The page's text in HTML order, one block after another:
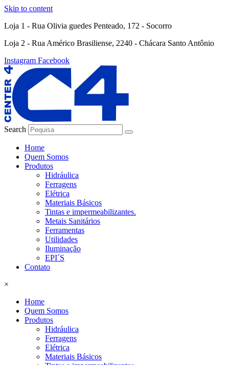
Skip to content
Loja 1 - Rua Olivia guedes Penteado, 172 - Socorro
Loja 2 - Rua Américo Brasiliense, 2240 - Chácara Santo Antônio
Instagram Facebook
Search
Home
Quem Somos
Produtos
Hidráulica
Ferragens
Elétrica
Materiais Básicos
Tintas e impermeabilizantes.
Metais Sanitários
Ferramentas
Utilidades
Iluminação
EPI´S
Contato
×
Home
Quem Somos
Produtos
Hidráulica
Ferragens
Elétrica
Materiais Básicos